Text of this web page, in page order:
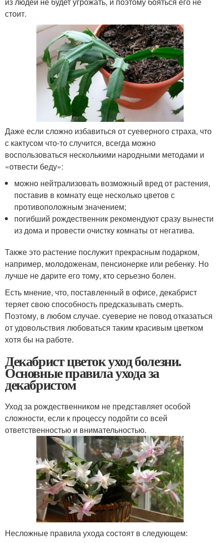
стоит.
Даже если сложно избавиться от суеверного страха, что
с кактусом что-то случится, всегда можно
воспользоваться несколькими народными методами и
«отвести беду»:
можно нейтрализовать возможный вред от растения,
поставив в комнату еще несколько цветов с
противоположным значением;
погибший рождественник рекомендуют сразу вынести
из дома и провести очистку комнаты от негатива.
Также это растение послужит прекрасным подарком,
например, молодоженам, пенсионерке или ребенку. Но
лучше не дарите его тому, кто серьезно болен.
Есть мнение, что, поставленный в офисе, декабрист
теряет свою способность предсказывать смерть.
Поэтому, в любом случае. суеверие не повод отказаться
от удовольствия любоваться таким красивым цветком
хотя бы на работе.
Декабрист цветок уход болезни.
Основные правила ухода за
декабристом
Уход за рождественником не представляет особой
сложности, если к процессу подойти со всей
ответственностью и внимательностью.
Несложные правила ухода состоят в следующем: